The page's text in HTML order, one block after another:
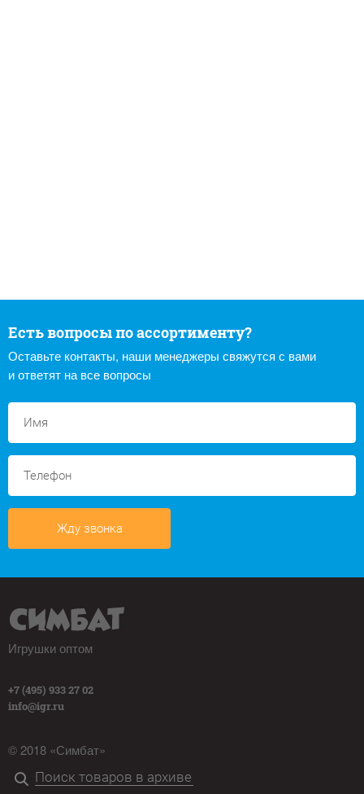
Есть вопросы по ассортименту?
Оставьте контакты, наши менеджеры свяжутся с вами
и ответят на все вопросы
Жду звонка
Игрушки оптом
+7 (495) 933 27 02
info@igr.ru
© 2018 «Симбат»